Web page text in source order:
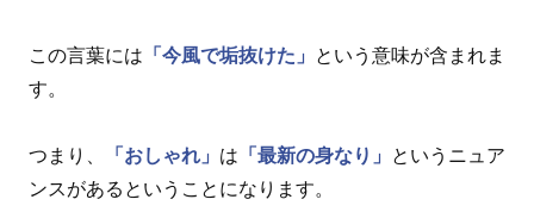
この言葉には 「今風で垢抜けた」
という意味が含まれま
す。
つまり、 「おしゃれ」 は 「最新の身なり」
というニュア
ンスがあるということになります。